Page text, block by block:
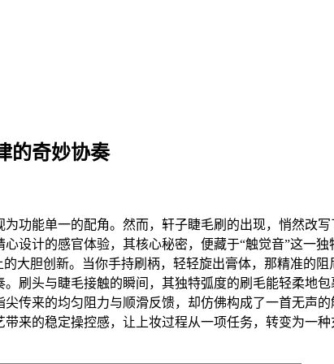
的奇妙协奏
设计的感官体验，其核心秘密，便藏于“触觉音”这一独
大胆创新。当你手持刷柄，轻轻旋出膏体，那精准的阻
刷头与睫毛接触的瞬间，其独特弧度的刷毛能轻柔地
尖传来的均匀阻力与顺滑反馈，却仿佛构成了一首无声
来的稳定操控感，让上妆过程从一项任务，转变为一